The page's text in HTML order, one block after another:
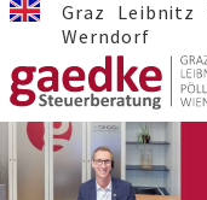
Graz Leibnitz
Werndorf